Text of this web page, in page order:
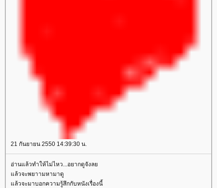
21 กันยายน 2550 14:39:30 น.
อ่านแล้วทำให้ไม่ไหว...อยากดูจังล
ล้วจะพยาามหามาดู
ล้วจะมาบอกความรู้สึกกับหนังเรื่องนี้